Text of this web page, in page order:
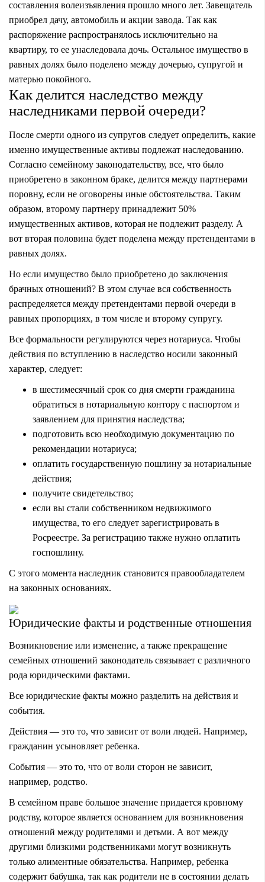
составления волеизъявления прошло много лет. Завещатель
приобрел дачу, автомобиль и акции завода. Так как
распоряжение распространялось исключительно на
квартиру, то ее унаследовала дочь. Остальное имущество в
равных долях было поделено между дочерью, супругой и
матерью покойного.
Как делится наследство между
наследниками первой очереди?
После смерти одного из супругов следует определить, какие
именно имущественные активы подлежат наследованию.
Согласно семейному законодательству, все, что было
приобретено в законном браке, делится между партнерами
поровну, если не оговорены иные обстоятельства. Таким
образом, второму партнеру принадлежит 50%
имущественных активов, которая не подлежит разделу. А
вот вторая половина будет поделена между претендентами в
равных долях.
Но если имущество было приобретено до заключения
брачных отношений? В этом случае вся собственность
распределяется между претендентами первой очереди в
равных пропорциях, в том числе и второму супругу.
Все формальности регулируются через нотариуса. Чтобы
действия по вступлению в наследство носили законный
характер, следует:
в шестимесячный срок со дня смерти гражданина
обратиться в нотариальную контору с паспортом и
заявлением для принятия наследства;
подготовить всю необходимую документацию по
рекомендации нотариуса;
оплатить государственную пошлину за нотариальные
действия;
получите свидетельство;
если вы стали собственником недвижимого
имущества, то его следует зарегистрировать в
Росреестре. За регистрацию также нужно оплатить
госпошлину.
С этого момента наследник становится правообладателем
на законных основаниях.
Юридические факты и родственные отношения
Возникновение или изменение, а также прекращение
семейных отношений законодатель связывает с различного
рода юридическими фактами.
Все юридические факты можно разделить на действия и
события.
Действия — это то, что зависит от воли людей. Например,
гражданин усыновляет ребенка.
События — это то, что от воли сторон не зависит,
например, родство.
В семейном праве большое значение придается кровному
родству, которое является основанием для возникновения
отношений между родителями и детьми. А вот между
другими близкими родственниками могут возникнуть
только алиментные обязательства. Например, ребенка
содержит бабушка, так как родители не в состоянии делать